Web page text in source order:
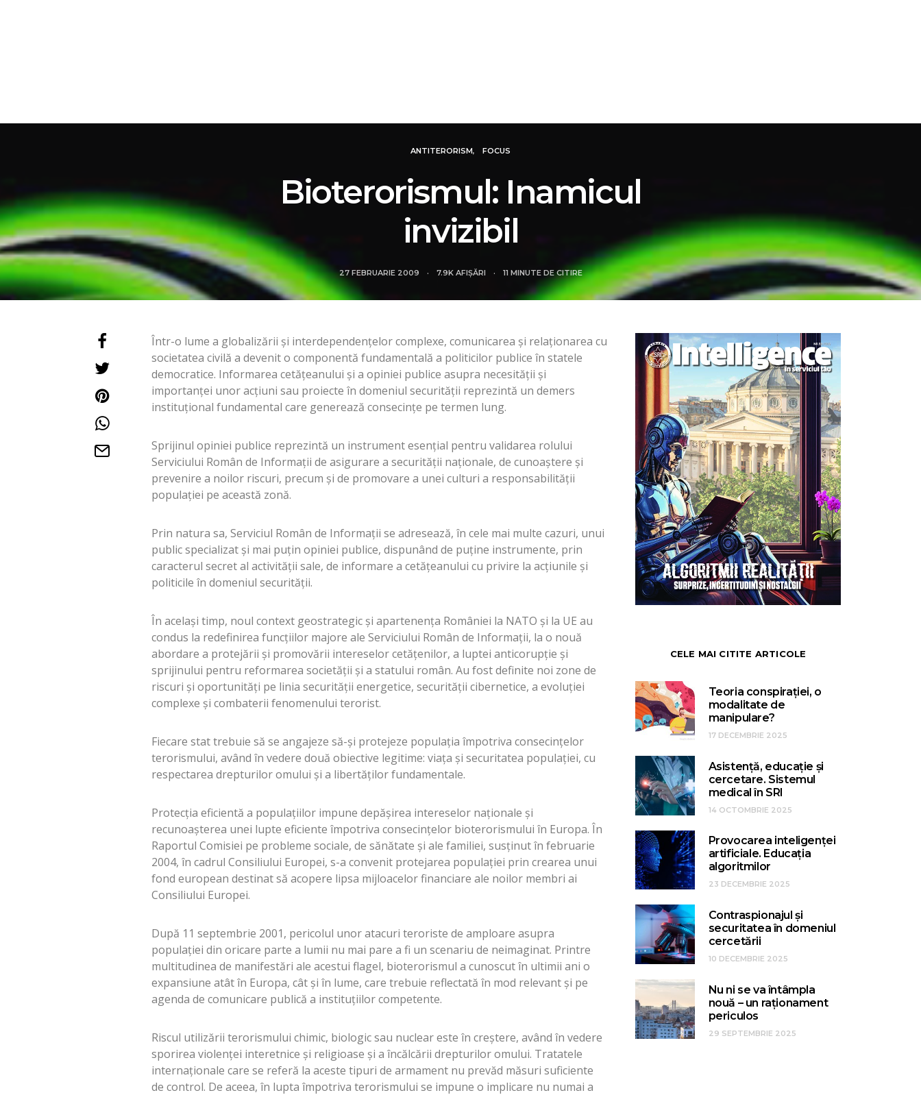
ANTITERORISM FOCUS
Bioterorismul: Inamicul
invizibil
27 FEBRUARIE 2009 7.9K AFIȘĂRI 11 MINUTE DE CITIRE
Într-o lume a globalizării și interdependențelor complexe, comunicarea și relaționarea cu
societatea civilă a devenit o componentă fundamentală a politicilor publice în statele
democratice. Informarea cetățeanului și a opiniei publice asupra necesității și
importanței unor acțiuni sau proiecte în domeniul securității reprezintă un demers
instituțional fundamental care generează consecințe pe termen lung.
Sprijinul opiniei publice reprezintă un instrument esențial pentru validarea rolului
Serviciului Român de Informații de asigurare a securității naționale, de cunoaștere și
prevenire a noilor riscuri, precum și de promovare a unei culturi a responsabilității
populației pe această zonă.
Prin natura sa, Serviciul Român de Informații se adresează, în cele mai multe cazuri, unui
public specializat și mai puțin opiniei publice, dispunând de puține instrumente, prin
caracterul secret al activității sale, de informare a cetățeanului cu privire la acțiunile și
politicile în domeniul securității.
În același timp, noul context geostrategic și apartenența României la NATO și la UE au
condus la redefinirea funcțiilor majore ale Serviciului Român de Informații, la o nouă
abordare a protejării și promovării intereselor cetățenilor, a luptei anticorupție și
sprijinului pentru reformarea societății și a statului român. Au fost definite noi zone de
riscuri și oportunități pe linia securității energetice, securității cibernetice, a evoluției
complexe și combaterii fenomenului terorist.
Fiecare stat trebuie să se angajeze să-și protejeze populația împotriva consecințelor
terorismului, având în vedere două obiective legitime: viața și securitatea populației, cu
respectarea drepturilor omului și a libertăților fundamentale.
Protecția eficientă a populațiilor impune depășirea intereselor naționale și
recunoașterea unei lupte eficiente împotriva consecințelor bioterorismului în Europa. În
Raportul Comisiei pe probleme sociale, de sănătate și ale familiei, susținut în februarie
2004, în cadrul Consiliului Europei, s-a convenit protejarea populației prin crearea unui
fond european destinat să acopere lipsa mijloacelor financiare ale noilor membri ai
Consiliului Europei.
După 11 septembrie 2001, pericolul unor atacuri teroriste de amploare asupra
populației din oricare parte a lumii nu mai pare a fi un scenariu de neimaginat. Printre
multitudinea de manifestări ale acestui flagel, bioterorismul a cunoscut în ultimii ani o
expansiune atât în Europa, cât și în lume, care trebuie reflectată în mod relevant și pe
agenda de comunicare publică a instituțiilor competente.
Riscul utilizării terorismului chimic, biologic sau nuclear este în creștere, având în vedere
sporirea violenței interetnice și religioase și a încălcării drepturilor omului. Tratatele
internaționale care se referă la aceste tipuri de armament nu prevăd măsuri suficiente
de control. De aceea, în lupta împotriva terorismului se impune o implicare nu numai a
CELE MAI CITITE ARTICOLE
Teoria conspirației, o
modalitate de
manipulare?
17 DECEMBRIE 2025
Asistență, educație și
cercetare. Sistemul
medical în SRI
14 OCTOMBRIE 2025
Provocarea inteligenței
artificiale. Educația
algoritmilor
23 DECEMBRIE 2025
Contraspionajul și
securitatea în domeniul
cercetării
10 DECEMBRIE 2025
Nu ni se va întâmpla
nouă – un raționament
periculos
29 SEPTEMBRIE 2025